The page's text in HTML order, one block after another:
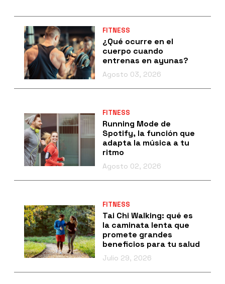
FITNESS
¿Qué ocurre en el
cuerpo cuando
entrenas en ayunas?
Agosto 03, 2026
FITNESS
Running Mode de
Spotify, la función que
adapta la música a tu
ritmo
Agosto 02, 2026
FITNESS
Tai Chi Walking: qué es
la caminata lenta que
promete grandes
beneficios para tu salud
Julio 29, 2026